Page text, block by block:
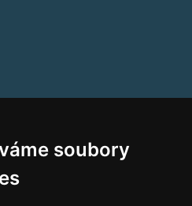
soubory